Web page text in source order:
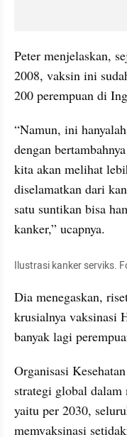
Peter menjelaskan,
2008, vaksin ini
200 perempuan di
“Namun, ini
dengan
kita akan melihat
diselamatkan dari
satu suntikan bisa
kanker,” ucapnya.
Ilustrasi kanker serviks.
Dia menegaskan,
krusialnya vaksinasi
banyak lagi
Organisasi
strategi global dalam
yaitu per 2030,
memvaksinasi